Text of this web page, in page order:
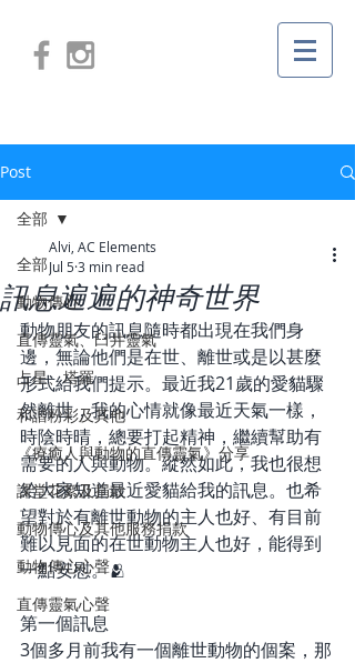
Post
全部
動物傳心
直傳靈氣、臼井靈氣
占星、塔羅
和諧粉彩及其他
《療癒人與動物的直傳靈氣》分享
課堂花絮及捐款
動物傳心及其他服務捐款
動物傳心心聲
直傳靈氣心聲
全部
訊息遍遍的神奇世界
Alvi, AC Elements
Jul 53 min read
動物朋友的訊息隨時都出現在我們身
邊，無論他們是在世、離世或是以甚麼
形式給我們提示。最近我21歲的愛貓驟
然離世，我的心情就像最近天氣一樣，
時陰時晴，總要打起精神，繼續幫助有
需要的人與動物。縱然如此，我也很想
給大家知道最近愛貓給我的訊息。也希
望對於有離世動物的主人也好、有目前
難以見面的在世動物主人也好，能得到
一點安慰。🫂
第一個訊息
3個多月前我有一個離世動物的個案，那